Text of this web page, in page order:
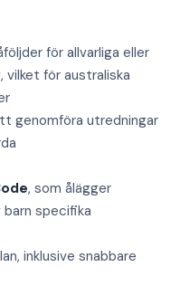
för allvarliga eller
för australiska
genomföra utredningar
, som ålägger
specifika
inklusive snabbare